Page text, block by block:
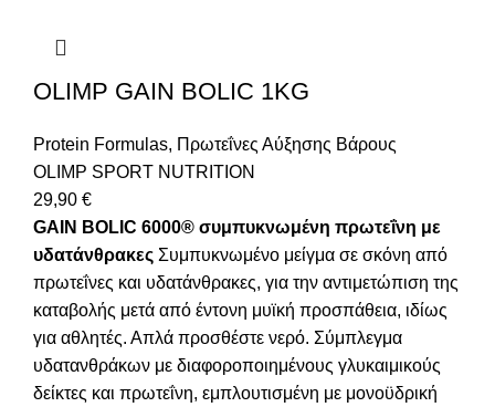
OLIMP GAIN BOLIC 1KG
Protein Formulas, Πρωτεΐνες Αύξησης Βάρους
OLIMP SPORT NUTRITION
29,90 €
GAIN BOLIC 6000® συμπυκνωμένη πρωτεΐνη με
υδατάνθρακες Συμπυκνωμένο μείγμα σε σκόνη από
πρωτεΐνες και υδατάνθρακες, για την αντιμετώπιση της
καταβολής μετά από έντονη μυϊκή προσπάθεια, ιδίως
για αθλητές. Απλά προσθέστε νερό. Σύμπλεγμα
υδατανθράκων με διαφοροποιημένους γλυκαιμικούς
δείκτες και πρωτεΐνη, εμπλουτισμένη με μονοϋδρική